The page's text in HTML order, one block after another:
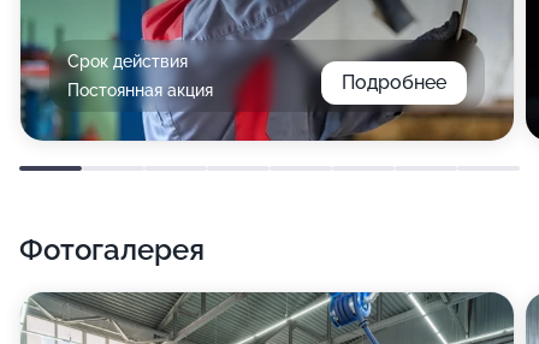
Срок действия
Постоянная акция
Подробнее
Фотогалерея